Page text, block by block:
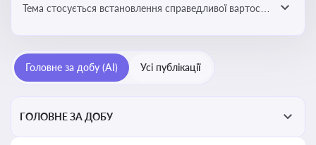
Тема стосується встановлення справедливої вартості
Головне за добу (AI) Усі публікації
ГОЛОВНЕ ЗА ДОБУ